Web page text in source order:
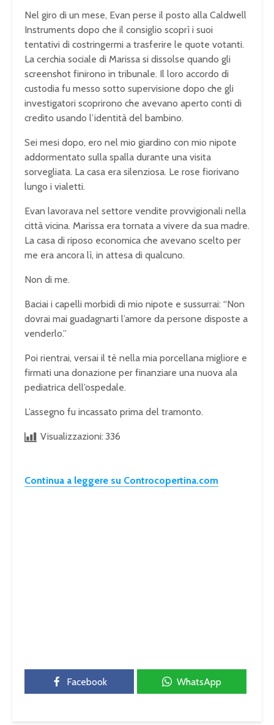
Nel giro di un mese, Evan perse il posto alla Caldwell
Instruments dopo che il consiglio scoprì i suoi
tentativi di costringermi a trasferire le quote votanti.
La cerchia sociale di Marissa si dissolse quando gli
screenshot finirono in tribunale. Il loro accordo di
custodia fu messo sotto supervisione dopo che gli
investigatori scoprirono che avevano aperto conti di
credito usando l’identità del bambino.
Sei mesi dopo, ero nel mio giardino con mio nipote
addormentato sulla spalla durante una visita
sorvegliata. La casa era silenziosa. Le rose fiorivano
lungo i vialetti.
Evan lavorava nel settore vendite provvigionali nella
città vicina. Marissa era tornata a vivere da sua madre.
La casa di riposo economica che avevano scelto per
me era ancora lì, in attesa di qualcuno.
Non di me.
Baciai i capelli morbidi di mio nipote e sussurrai: “Non
dovrai mai guadagnarti l’amore da persone disposte a
venderlo.”
Poi rientrai, versai il tè nella mia porcellana migliore e
firmati una donazione per finanziare una nuova ala
pediatrica dell’ospedale.
L’assegno fu incassato prima del tramonto.
Visualizzazioni: 336
Continua a leggere su Controcopertina.com
Facebook WhatsApp